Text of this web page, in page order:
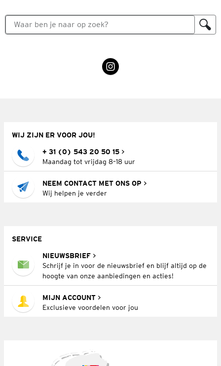
WIJ ZIJN ER VOOR JOU!
+ 31 (0) 543 20 50 15
Maandag tot vrijdag 8–18 uur
NEEM CONTACT MET ONS OP
Wij helpen je verder
SERVICE
NIEUWSBRIEF
Schrijf je in voor de nieuwsbrief en blijf altijd op de
hoogte van onze aanbiedingen en acties!
MIJN ACCOUNT
Exclusieve voordelen voor jou